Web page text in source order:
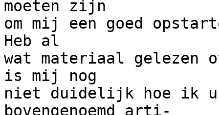
moeten zijn
om mij een goed
Heb al
wat materiaal gelezen
is mij nog
niet duidelijk hoe ik
bovengenoemd arti-